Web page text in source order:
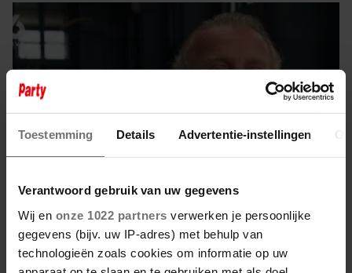
Toestemming Details Advertentie-instellingen
Verantwoord gebruik van uw gegevens
Wij en onze 1022 partners verwerken je persoonlijke
gegevens (bijv. uw IP-adres) met behulp van
technologieën zoals cookies om informatie op uw
29 mei 2025